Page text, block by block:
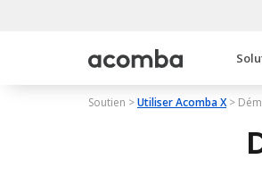
Soutien >Utiliser Acomba X>